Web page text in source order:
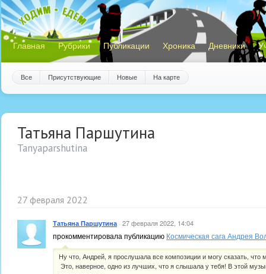
Главная Рубрики Публикации Хроника Дневники
Все Присутствующие Новые На карте
Татьяна Паршутина
Tanyaparshutina
27 февраля 2022
Татьяна Паршутина · 27 февраля 2022, 14:04
прокомментировала публикацию Космическая сага Андрея
Ну что, Андрей, я прослушала все композиции и могу сказать,
Это, наверное, одно из лучших, что я слышала у тебя! В этой